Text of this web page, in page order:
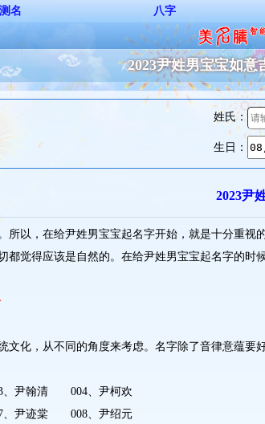
测名 八字
2023尹姓男宝宝如意
姓氏：
生日：
2023尹
所以，在给尹姓男宝宝起名字开始，就是十分重
都觉得应该是自然的。在给尹姓男宝宝起名字的
文化，从不同的角度来考虑。名字除了音律意蕴要
尹翰清 004、尹柯欢
尹迹棠 008、尹绍元